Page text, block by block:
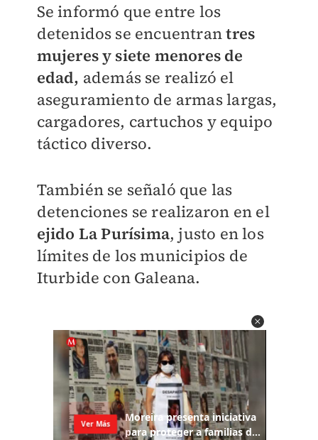
Se informó que entre los
detenidos se encuentrantres
mujeres y siete menores de
edad, además se realizó el
aseguramiento de armas largas,
cargadores, cartuchos y equipo
táctico diverso.
También se señaló que las
detenciones se realizaron en el
ejido La Purísima, justo en los
límites de los municipios de
Iturbide con Galeana.